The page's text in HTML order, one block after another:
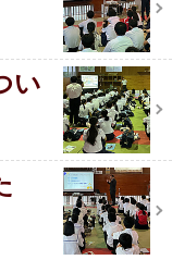
い